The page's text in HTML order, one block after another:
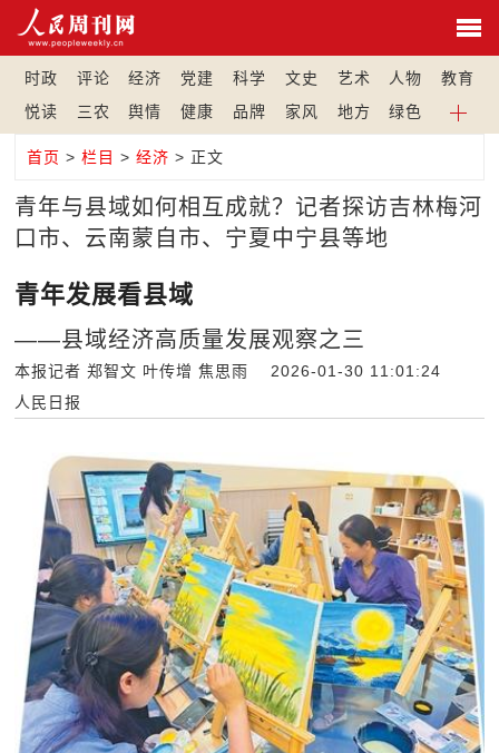
时政 评论 经济 党建 科学 文史 艺术 人物
教育
悦读
三农 舆情 健康 品牌 家风 地方 绿色
首页 >栏目 >经济 > 正文
青年与县域如何相互成就？记者探访吉林梅河
口市、云南蒙自市、宁夏中宁县等地
青年发展看县域
——县域经济高质量发展观察之三
本报记者 郑智文 叶传增 焦思雨 2026-01-30 11:01:24
人民日报